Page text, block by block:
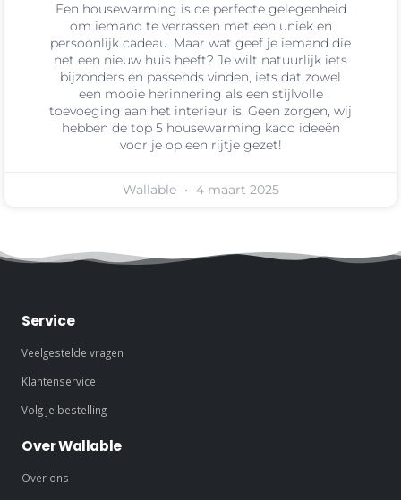
Een housewarming is de perfecte gelegenheid
om iemand te verrassen met een uniek en
persoonlijk cadeau. Maar wat geef je iemand die
net een nieuw huis heeft? Je wilt natuurlijk iets
bijzonders en passends vinden, iets dat zowel
een mooie herinnering als een stijlvolle
toevoeging aan het interieur is. Geen zorgen, wij
hebben de top 5 housewarming kado ideeën
voor je op een rijtje gezet!
Wallable 4 maart 2025
Service
Veelgestelde vragen
Klantenservice
Volg je bestelling
Over Wallable
Over ons